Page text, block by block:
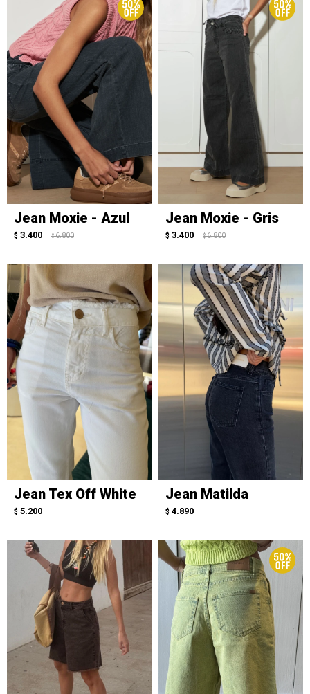
Jean Moxie - Azul
$ 3.400 $ 6.800
Jean Moxie - Gris
$ 3.400 $ 6.800
Jean Tex Off White
$ 5.200
Jean Matilda
$ 4.890